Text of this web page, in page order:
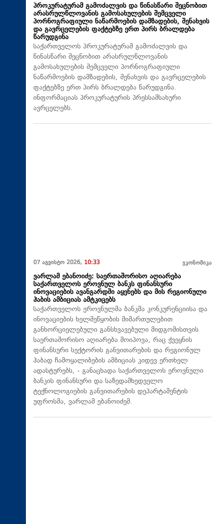
პროკურატურამ გამოძალვის და წინასწარი შეცნობით
არასრულწლოვანის გამოსახულების შემცველი
პორნოგრაფიული ნაწარმოების დამზადების, შენახვის
და გავრცელების ფაქტებზე ერთ პირს ბრალდება
წარუდგინა
საქართველოს პროკურატურამ გამოძალვის და
წინასწარი შეცნობით არასრულწლოვანის
გამოსახულების შემცველი პორნოგრაფიული
ნაწარმოების დამზადების, შენახვის და გავრცელების
ფაქტებზე ერთ პირს ბრალდება წარუდგინა.
ინფორმაციას პროკურატურის პრესსამსახური
ავრცელებს.
07 აგვისტო 2026, 10:33 ეკონომიკა
ვარლამ ებანოიძე: საერთაშორისო აღიარება
საქართველოს ეროვნულ ბანკს ფინანსური
ინოვაციების ავანგარდში აყენებს და მის რეგიონული
ჰაბის ამბიციას ამტკიცებს
საქართველოს ეროვნულმა ბანკმა კონკურენციისა და
ინოვაციების ხელშეწყობის მიმართულებით
განხორციელებული განსხვავებული მიდგომისთვის
საერთაშორისო აღიარება მოიპოვა, რაც ქვეყნის
ფინანსური სექტორის განვითარების და რეგიონულ
ჰაბად ჩამოყალიბების ამბიციას კიდევ ერთხელ
ადასტურებს, - განაცხადა საქართველოს ეროვნული
ბანკის ფინანსური და საზედამხედველო
ტექნოლოგიების განვითარების დეპარტამენტის
უფროსმა, ვარლამ ებანოიძემ.